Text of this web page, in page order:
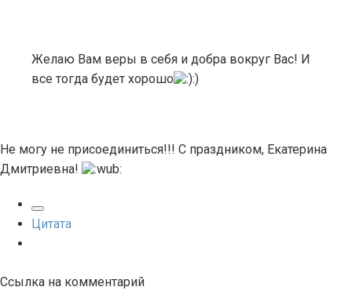
Желаю Вам веры в себя и добра вокруг Вас! И
все тогда будет хорошо
:)
Не могу не присоединиться!!! С праздником, Екатерина
Дмитриевна!
Цитата
Ссылка на комментарий